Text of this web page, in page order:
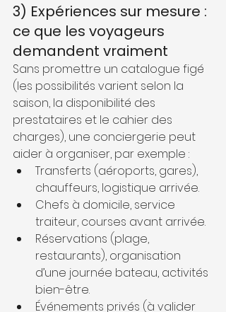
3) Expériences sur mesure :
ce que les voyageurs
demandent vraiment
Sans promettre un catalogue figé
(les possibilités varient selon la
saison, la disponibilité des
prestataires et le cahier des
charges), une conciergerie peut
aider à organiser, par exemple :
Transferts (aéroports, gares),
chauffeurs, logistique arrivée.
Chefs à domicile, service
traiteur, courses avant arrivée.
Réservations (plage,
restaurants), organisation
d’une journée bateau, activités
bien-être.
Événements privés (à valider